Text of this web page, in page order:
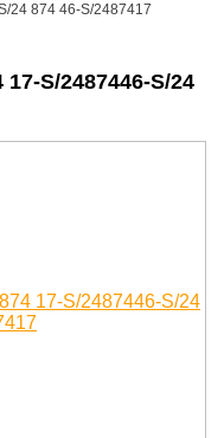
24 874 46-S/2487417
S/2487446-S/24